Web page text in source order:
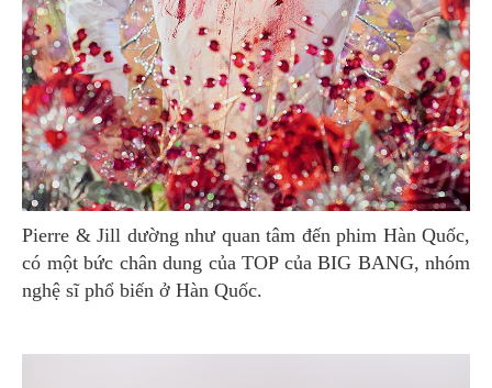
Pierre & Jill dường như quan tâm đến phim Hàn Quốc,
có một bức chân dung của TOP của BIG BANG, nhóm
nghệ sĩ phổ biến ở Hàn Quốc.